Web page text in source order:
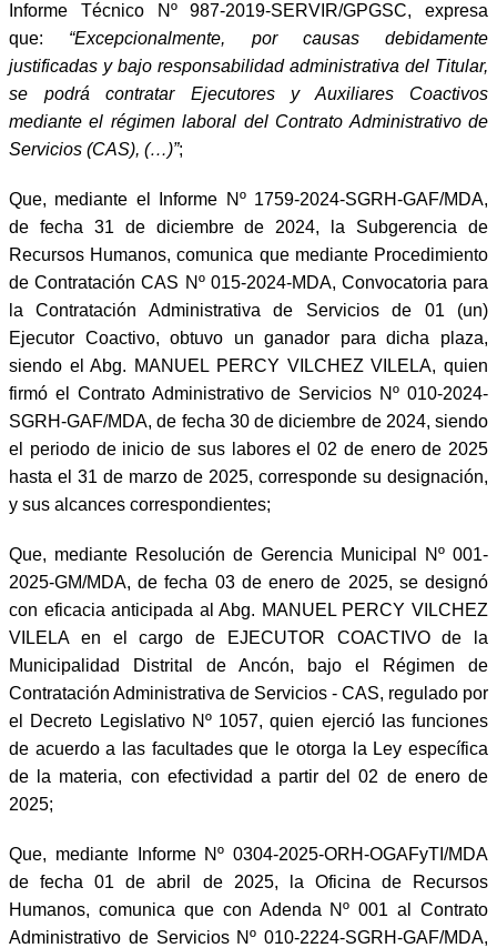
Informe Técnico Nº 987-2019-SERVIR/GPGSC, expresa
que: “Excepcionalmente, por causas debidamente
justificadas y bajo responsabilidad administrativa del Titular,
se podrá contratar Ejecutores y Auxiliares Coactivos
mediante el régimen laboral del Contrato Administrativo de
Servicios (CAS), (…)”;
Que, mediante el Informe Nº 1759-2024-SGRH-GAF/MDA,
de fecha 31 de diciembre de 2024, la Subgerencia de
Recursos Humanos, comunica que mediante Procedimiento
de Contratación CAS Nº 015-2024-MDA, Convocatoria para
la Contratación Administrativa de Servicios de 01 (un)
Ejecutor Coactivo, obtuvo un ganador para dicha plaza,
siendo el Abg. MANUEL PERCY VILCHEZ VILELA, quien
firmó el Contrato Administrativo de Servicios Nº 010-2024-
SGRH-GAF/MDA, de fecha 30 de diciembre de 2024, siendo
el periodo de inicio de sus labores el 02 de enero de 2025
hasta el 31 de marzo de 2025, corresponde su designación,
y sus alcances correspondientes;
Que, mediante Resolución de Gerencia Municipal Nº 001-
2025-GM/MDA, de fecha 03 de enero de 2025, se designó
con eficacia anticipada al Abg. MANUEL PERCY VILCHEZ
VILELA en el cargo de EJECUTOR COACTIVO de la
Municipalidad Distrital de Ancón, bajo el Régimen de
Contratación Administrativa de Servicios - CAS, regulado por
el Decreto Legislativo Nº 1057, quien ejerció las funciones
de acuerdo a las facultades que le otorga la Ley específica
de la materia, con efectividad a partir del 02 de enero de
2025;
Que, mediante Informe Nº 0304-2025-ORH-OGAFyTI/MDA
de fecha 01 de abril de 2025, la Oficina de Recursos
Humanos, comunica que con Adenda Nº 001 al Contrato
Administrativo de Servicios Nº 010-2224-SGRH-GAF/MDA,